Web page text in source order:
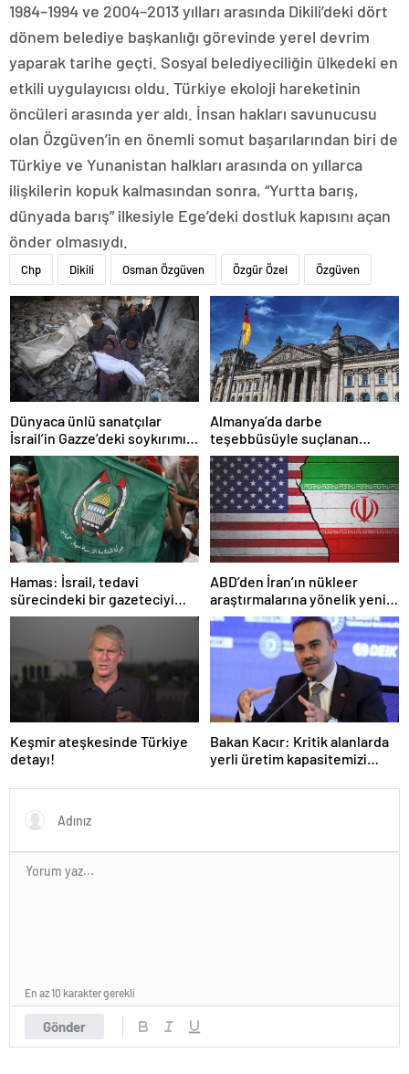
1984–1994 ve 2004–2013 yılları arasında Dikili’deki dört
dönem belediye başkanlığı görevinde yerel devrim
yaparak tarihe geçti. Sosyal belediyeciliğin ülkedeki en
etkili uygulayıcısı oldu. Türkiye ekoloji hareketinin
öncüleri arasında yer aldı. İnsan hakları savunucusu
olan Özgüven’in en önemli somut başarılarından biri de
Türkiye ve Yunanistan halkları arasında on yıllarca
ilişkilerin kopuk kalmasından sonra, “Yurtta barış,
dünyada barış” ilkesiyle Ege’deki dostluk kapısını açan
önder olmasıydı.
Chp Dikili Osman Özgüven Özgür Özel Özgüven
Dünyaca ünlü sanatçılar
İsrail’in Gazze’deki soykırımını
kınadı
Almanya’da darbe
teşebbüsüyle suçlanan
örgüte ait dernek yasaklandı
Hamas: İsrail, tedavi
sürecindeki bir gazeteciyi
öldürerek savaş suçu
ABD’den İran’ın nükleer
araştırmalarına yönelik yeni
yaptırımlar
Keşmir ateşkesinde Türkiye
detayı!
Bakan Kacır: Kritik alanlarda
yerli üretim kapasitemizi
Gönder
En az 10 karakter gerekli